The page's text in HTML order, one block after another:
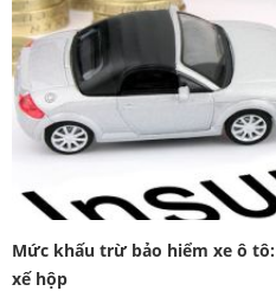
Mức khấu trừ bảo hiểm xe ô
xế hộp